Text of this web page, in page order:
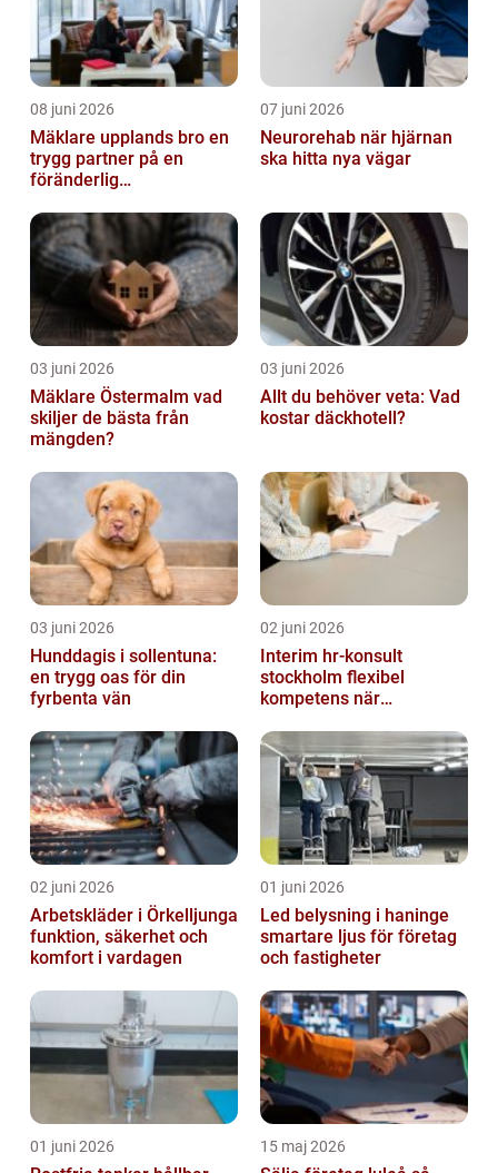
08 juni 2026
Mäklare upplands bro en
trygg partner på en
föränderlig
07 juni 2026
Neurorehab när hjärnan
ska hitta nya vägar
03 juni 2026
Mäklare Östermalm vad
skiljer de bästa från
mängden?
03 juni 2026
Allt du behöver veta: Vad
kostar däckhotell?
03 juni 2026
Hunddagis i sollentuna:
en trygg oas för din
fyrbenta vän
02 juni 2026
Interim hr-konsult
stockholm flexibel
kompetens när
02 juni 2026
Arbetskläder i Örkelljunga
funktion, säkerhet och
komfort i vardagen
01 juni 2026
Led belysning i haninge
smartare ljus för företag
och fastigheter
01 juni 2026 15 maj 2026